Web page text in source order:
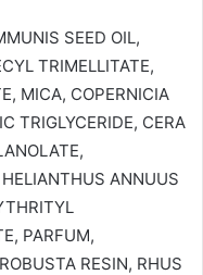
SEED OIL,
TRIMELLITATE,
MICA, COPERNICIA
TRIGLYCERIDE, CERA
ANNUUS
PARFUM,
RESIN, RHUS